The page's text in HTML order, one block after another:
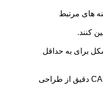
های مرتبط
کنند.
برای به حداقل
از خدمات مشاوره رایگان ما استفاده کنید، جایی که تیم فروش آگاه ما بهترین راه حل ها را برای پاسخگویی به نیازهای شما توصیه می کند.ما همچنین ارائه نقشه های CAD دقیق از طراحی